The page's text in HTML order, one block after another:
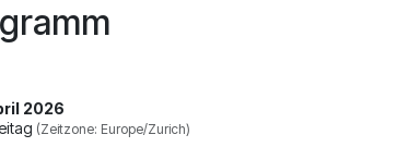
2026
(Zeitzone: Europe/Zurich)